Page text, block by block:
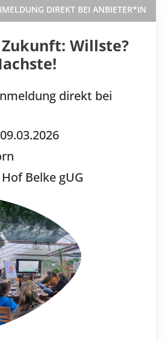
DIREKT BEI ANBIETER*IN
Willste?
direkt bei
09.03.2026
Hof Belke gUG